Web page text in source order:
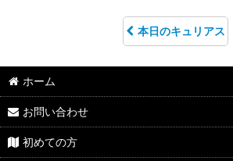
本日のキュリアス
ホーム
お問い合わせ
初めての方